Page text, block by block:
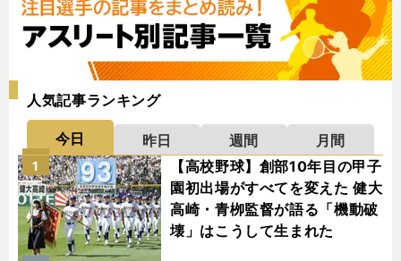
人気記事ランキング
今日 昨日 週間
月間
【高校野球】創部10年目の甲子
園初出場がすべてを変えた 健大
高崎・青栁監督が語る「機動破
壊」はこうして生まれた
1